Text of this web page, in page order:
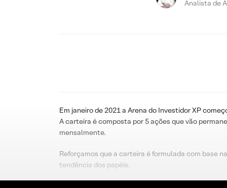
Analista de
Em janeiro de 2021 a Arena do Investidor XP
A carteira é composta por 5 ações que vão
mensalmente.
Reforçamos que a carteira é formulada com base
tendência dos papéis.